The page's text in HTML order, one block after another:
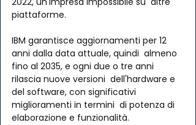
piattaforme.
IBM garantisce aggiornamenti per 12
anni dalla data attuale, quindi  almeno
fino al 2035, e ogni due o tre anni
rilascia nuove versioni  dell'hardware e
del software, con significativi
miglioramenti in termini  di potenza di
elaborazione e funzionalità.